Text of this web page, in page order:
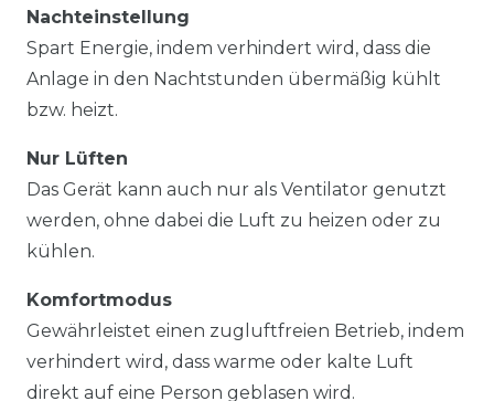
Nachteinstellung
Spart Energie, indem verhindert wird, dass die
Anlage in den Nachtstunden übermäßig kühlt
bzw. heizt.
Nur Lüften
Das Gerät kann auch nur als Ventilator genutzt
werden, ohne dabei die Luft zu heizen oder zu
kühlen.
Komfortmodus
Gewährleistet einen zugluftfreien Betrieb, indem
verhindert wird, dass warme oder kalte Luft
direkt auf eine Person geblasen wird.